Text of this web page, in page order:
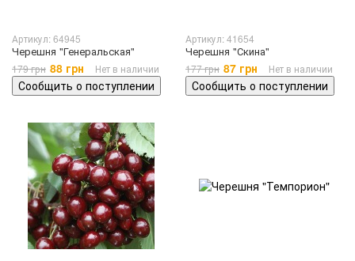
Артикул: 64945
Черешня "Генеральская"
179 грн 88 грн Нет в наличии
Сообщить о поступлении
Артикул: 41654
Черешня "Скина"
177 грн 87 грн Нет в наличии
Сообщить о поступлении